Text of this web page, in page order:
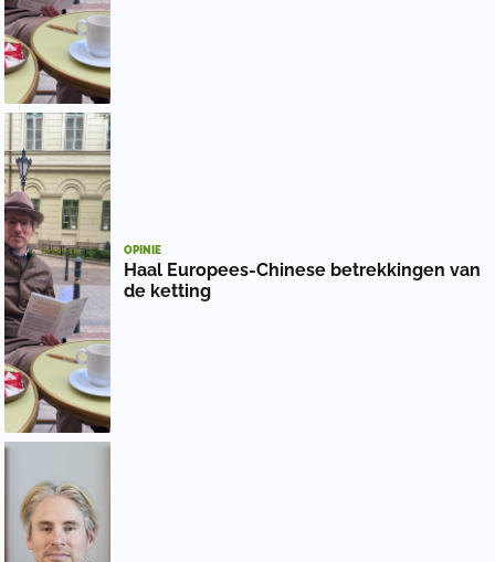
OPINIE
Haal Europees-Chinese betrekkingen van
de ketting